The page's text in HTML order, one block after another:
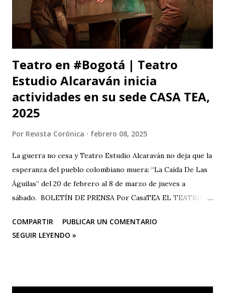
tu perfume caminando.
Teatro en #Bogotá | Teatro
Estudio Alcaraván inicia
actividades en su sede CASA TEA,
2025
Por Revista Corónica febrero 08, 2025
La guerra no cesa y Teatro Estudio Alcaraván no deja que la
esperanza del pueblo colombiano muera: “La Caída De Las
Águilas” del 20 de febrero al 8 de marzo de jueves a
sábado. BOLETÍN DE PRENSA Por CasaTEA EL TEATRO
Alcaraván inicia actividades en su sede CASA TEA con un
homenaje muy especial que se hará en conmemoración de
COMPARTIR
PUBLICAR UN COMENTARIO
SEGUIR LEYENDO »